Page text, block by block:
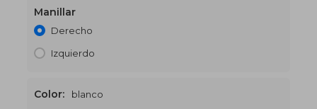
Manillar
Derecho
Izquierdo
Color: blanco